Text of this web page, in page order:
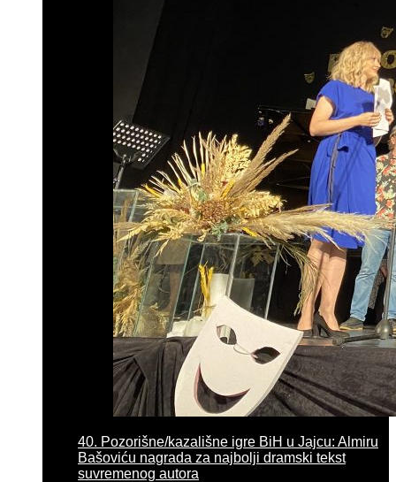
40. Pozorišne/kazališne igre BiH u Jajcu: Almiru
Bašoviću nagrada za najbolji dramski tekst
suvremenog autora